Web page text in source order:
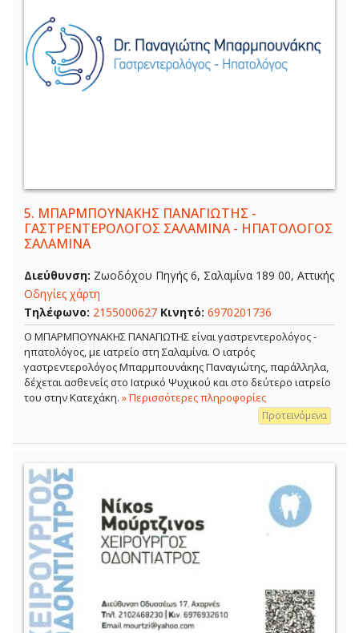
5. ΜΠΑΡΜΠΟΥΝΑΚΗΣ ΠΑΝΑΓΙΩΤΗΣ -
ΓΑΣΤΡΕΝΤΕΡΟΛΟΓΟΣ ΣΑΛΑΜΙΝΑ - ΗΠΑΤΟΛΟΓΟΣ
ΣΑΛΑΜΙΝΑ
Διεύθυνση: Ζωοδόχου Πηγής 6, Σαλαμίνα 189 00, Αττικής
Οδηγίες χάρτη
Τηλέφωνο: 2155000627 Κινητό: 6970201736
Ο ΜΠΑΡΜΠΟΥΝΑΚΗΣ ΠΑΝΑΓΙΩΤΗΣ είναι γαστρεντερολόγος -
ηπατολόγος, με ιατρείο στη Σαλαμίνα. Ο ιατρός
γαστρεντερολόγος Μπαρμπουνάκης Παναγιώτης, παράλληλα,
δέχεται ασθενείς στο Ιατρικό Ψυχικού και στο δεύτερο ιατρείο
του στην Κατεχάκη. » Περισσότερες πληροφορίες
Προτεινόμενα